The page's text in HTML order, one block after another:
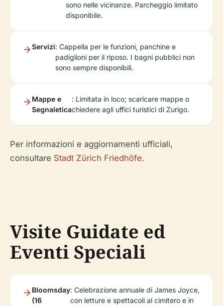
sono nelle vicinanze. Parcheggio limitato
disponibile.
Servizi: Cappella per le funzioni, panchine e
padiglioni per il riposo. I bagni pubblici non
sono sempre disponibili.
Mappe e
Segnaletica
: Limitata in loco; scaricare mappe o
chiedere agli uffici turistici di Zurigo.
Per informazioni e aggiornamenti ufficiali,
consultare Stadt Zürich Friedhöfe.
Visite Guidate ed
Eventi Speciali
Bloomsday
(16
: Celebrazione annuale di James Joyce,
con letture e spettacoli al cimitero e in